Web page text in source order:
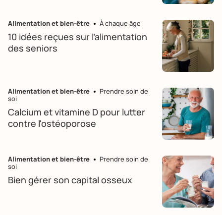
Alimentation et bien-être À chaque âge
10 idées reçues sur l’alimentation
des seniors
Alimentation et bien-être
Prendre soin de
soi
Calcium et vitamine D pour lutter
contre l'ostéoporose
Alimentation et bien-être
Prendre soin de
soi
Bien gérer son capital osseux